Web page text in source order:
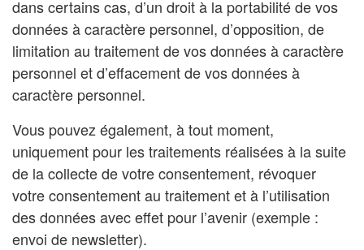
dans certains cas, d’un droit à la portabilité de vos
données à caractère personnel, d’opposition, de
limitation au traitement de vos données à caractère
personnel et d’effacement de vos données à
caractère personnel.
Vous pouvez également, à tout moment,
uniquement pour les traitements réalisées à la suite
de la collecte de votre consentement, révoquer
votre consentement au traitement et à l’utilisation
des données avec effet pour l’avenir (exemple :
envoi de newsletter).